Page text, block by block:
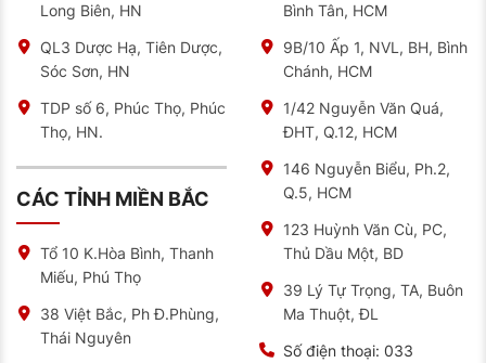
Long Biên, HN
QL3 Dược Hạ, Tiên Dược,
Sóc Sơn, HN
TDP số 6, Phúc Thọ, Phúc
Thọ, HN.
CÁC TỈNH MIỀN BẮC
Tổ 10 K.Hòa Bình, Thanh
Miếu, Phú Thọ
38 Việt Bắc, Ph Đ.Phùng,
Thái Nguyên
Bình Tân, HCM
9B/10 Ấp 1, NVL, BH, Bình
Chánh, HCM
1/42 Nguyễn Văn Quá,
ĐHT, Q.12, HCM
146 Nguyễn Biểu, Ph.2,
Q.5, HCM
123 Huỳnh Văn Cù, PC,
Thủ Dầu Một, BD
39 Lý Tự Trọng, TA, Buôn
Ma Thuột, ĐL
Số điện thoại: 033